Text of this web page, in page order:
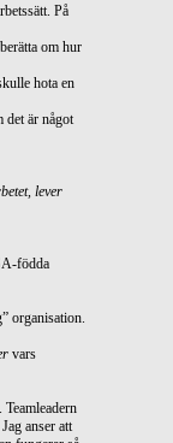
På
om hur
hota en
det är något
lever
födda
organisation.
vars
anser att